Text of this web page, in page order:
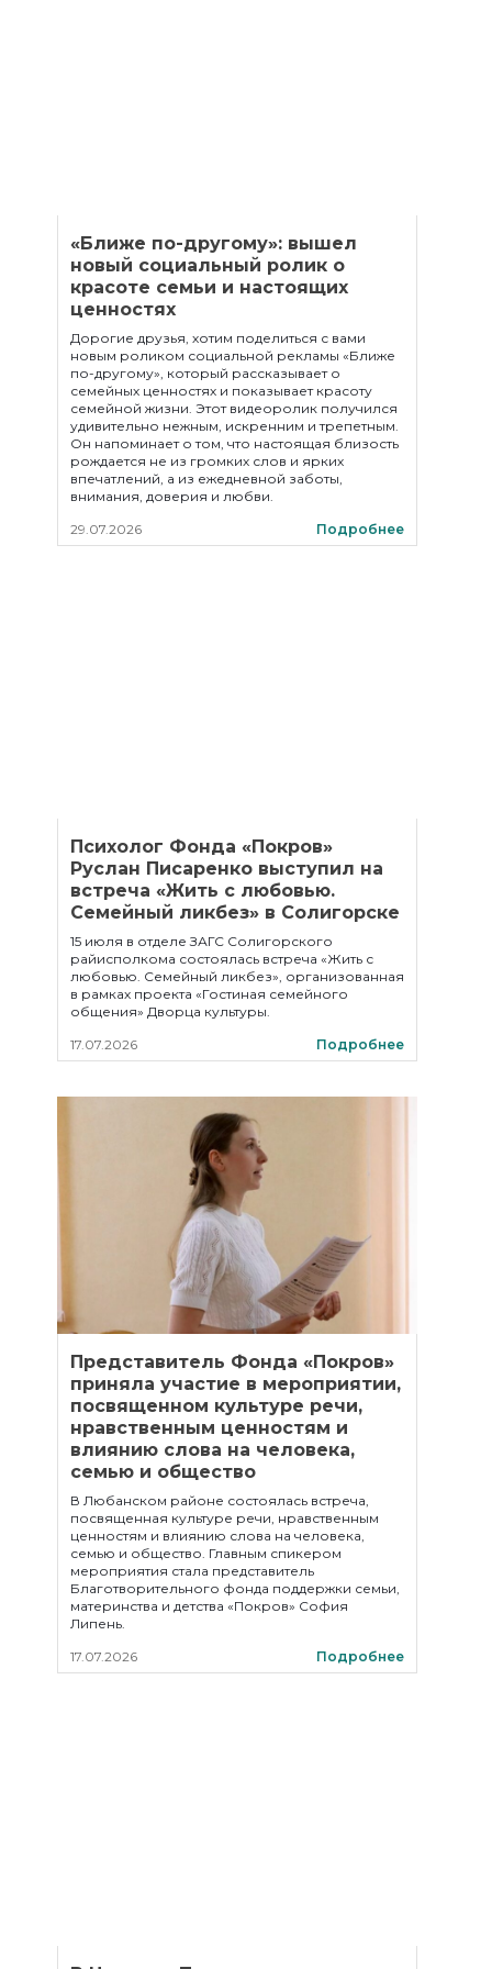
«Ближе по-другому»: вышел
новый социальный ролик о
красоте семьи и настоящих
ценностях
Дорогие друзья, хотим поделиться с вами
новым роликом социальной рекламы «Ближе
по-другому», который рассказывает о
семейных ценностях и показывает красоту
семейной жизни. Этот видеоролик получился
удивительно нежным, искренним и трепетным.
Он напоминает о том, что настоящая близость
рождается не из громких слов и ярких
впечатлений, а из ежедневной заботы,
внимания, доверия и любви.
29.07.2026
Подробнее
Психолог Фонда «Покров»
Руслан Писаренко выступил на
встреча «Жить с любовью.
Семейный ликбез» в Солигорске
15 июля в отделе ЗАГС Солигорского
райисполкома состоялась встреча «Жить с
любовью. Семейный ликбез», организованная
в рамках проекта «Гостиная семейного
общения» Дворца культуры.
17.07.2026
Подробнее
Представитель Фонда «Покров»
приняла участие в мероприятии,
посвященном культуре речи,
нравственным ценностям и
влиянию слова на человека,
семью и общество
В Любанском районе состоялась встреча,
посвященная культуре речи, нравственным
ценностям и влиянию слова на человека,
семью и общество. Главным спикером
мероприятия стала представитель
Благотворительного фонда поддержки семьи,
материнства и детства «Покров» София
Липень.
17.07.2026
Подробнее